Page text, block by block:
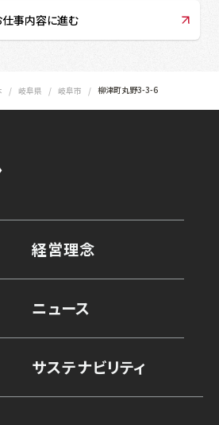
仕事内容に進む
岐阜県 岐阜市 柳津町丸野3-3-6
経営理念
ニュース
サステナビリティ